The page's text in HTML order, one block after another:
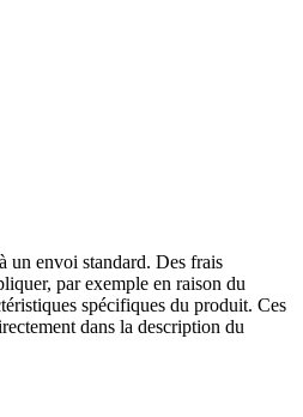
un envoi standard. Des frais
par exemple en raison du
spécifiques du produit. Ces
dans la description du